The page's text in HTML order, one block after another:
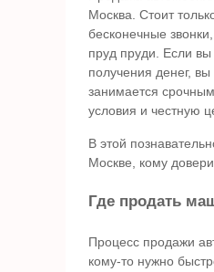
Москва. Стоит
бесконечные
пруд пруди. Если вы
получения денег,
занимается
условия и честную
В этой
Москве, кому
Где продать
Процесс продажи
кому-то нужно